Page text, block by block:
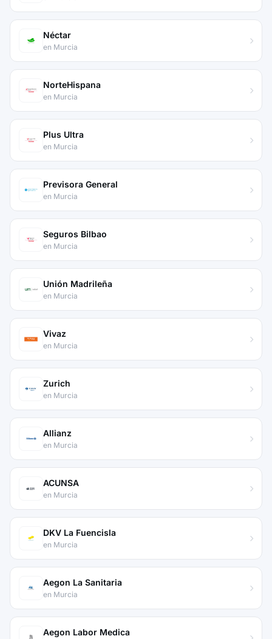
Néctar
en Murcia
NorteHispana
en Murcia
Plus Ultra
en Murcia
Previsora General
en Murcia
Seguros Bilbao
en Murcia
Unión Madrileña
en Murcia
Vivaz
en Murcia
Zurich
en Murcia
Allianz
en Murcia
ACUNSA
en Murcia
DKV La Fuencisla
en Murcia
Aegon La Sanitaria
en Murcia
Aegon Labor Medica